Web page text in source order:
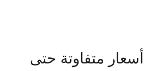
متفاوتة حتى